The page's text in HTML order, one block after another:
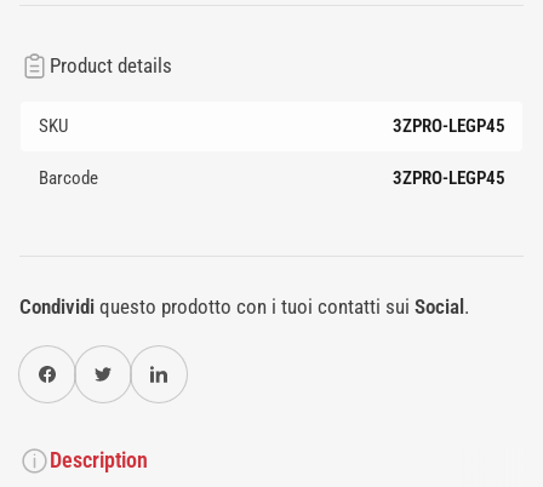
Product details
SKU 3ZPRO-LEGP45
Barcode 3ZPRO-LEGP45
Condividiquesto prodotto con i tuoi contatti sui Social .
Condividi su FacebookTwitterCondividi su Pinterest
Description